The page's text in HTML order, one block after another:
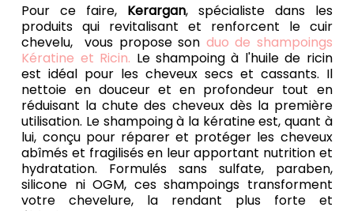
Pour ce faire, Kerargan, spécialiste dans les
produits qui revitalisant et renforcent le cuir
chevelu, vous propose son duo de shampoings
Kératine et Ricin. Le shampoing à l'huile de ricin
est idéal pour les cheveux secs et cassants. Il
nettoie en douceur et en profondeur tout en
réduisant la chute des cheveux dès la première
utilisation. Le shampoing à la kératine est, quant à
lui, conçu pour réparer et protéger les cheveux
abîmés et fragilisés en leur apportant nutrition et
hydratation. Formulés sans sulfate, paraben,
silicone ni OGM, ces shampoings transforment
votre chevelure, la rendant plus forte et